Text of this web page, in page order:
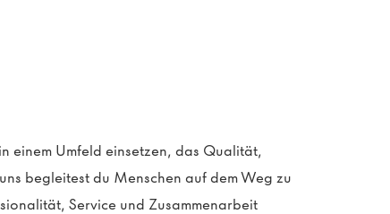
einem Umfeld einsetzen, das Qualität,
begleitest du Menschen auf dem Weg zu
Service und Zusammenarbeit